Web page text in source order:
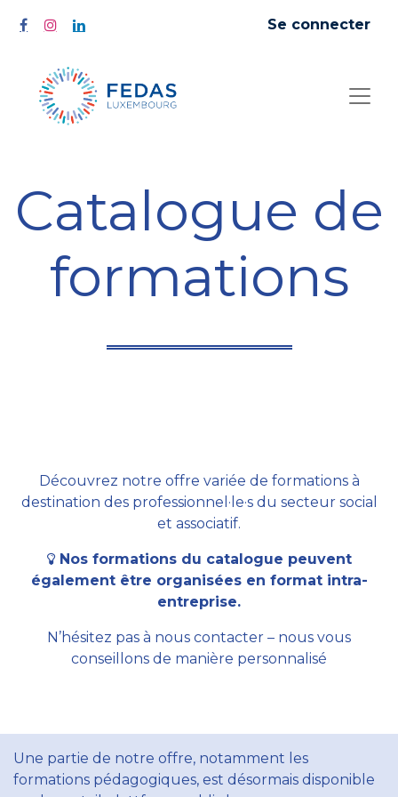
Se connecter
Catalogue de
formations
Découvrez notre offre variée de formations à
destination des professionnel·le·s du secteur social
et associatif.
Nos formations du catalogue peuvent
également être organisées en format intra-
entreprise.
N’hésitez pas à nous contacter – nous vous
conseillons de manière personnalisé
Une partie de notre offre, notamment les
formations pédagogiques, est désormais disponible